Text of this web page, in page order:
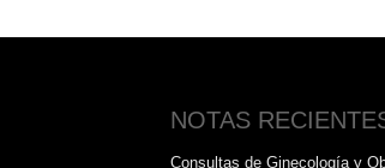
NOTAS
Consultas de Ginecología y